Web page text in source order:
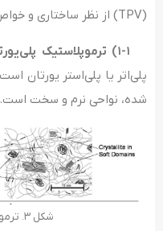
(TPV) از نظر ساختاری و خواص مورد بررسی قرار می‌گیرند.
شده، نواحی نرم و سخت است.
شکل ۳. ترموپلاستیک پلی‌یورتان